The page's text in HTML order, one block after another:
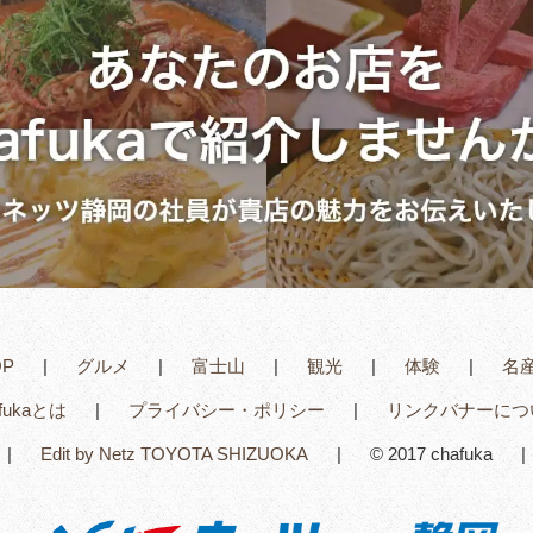
グルメ 富士山 観光 体験 名
とは プライバシー・ポリシー リンクバナーに
Edit by Netz TOYOTA SHIZUOKA © 2017 chafuka